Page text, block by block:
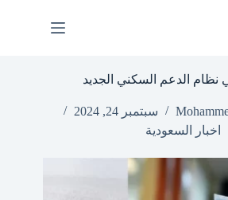
نظام الدعم السكني الجديد
سبتمبر 24, 2024
اخبار السعودية